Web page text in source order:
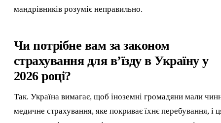
мандрівників розуміє неправильно.
Чи потрібне вам за законом
страхування для в’їзду в Україну у
2026 році?
Так. Україна вимагає, щоб іноземні громадяни мали
медичне страхування, яке покриває їхнє перебування, і